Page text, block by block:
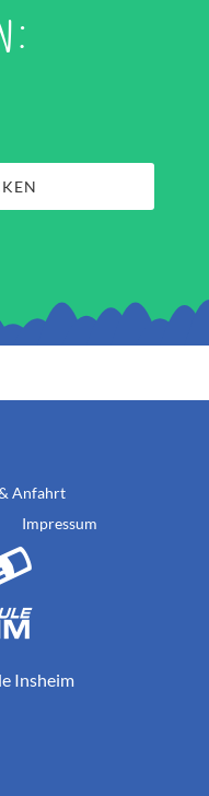
Anfahrt
Impressum
Insheim